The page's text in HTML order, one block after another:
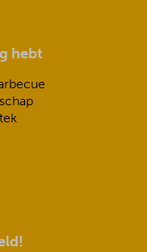
hebt